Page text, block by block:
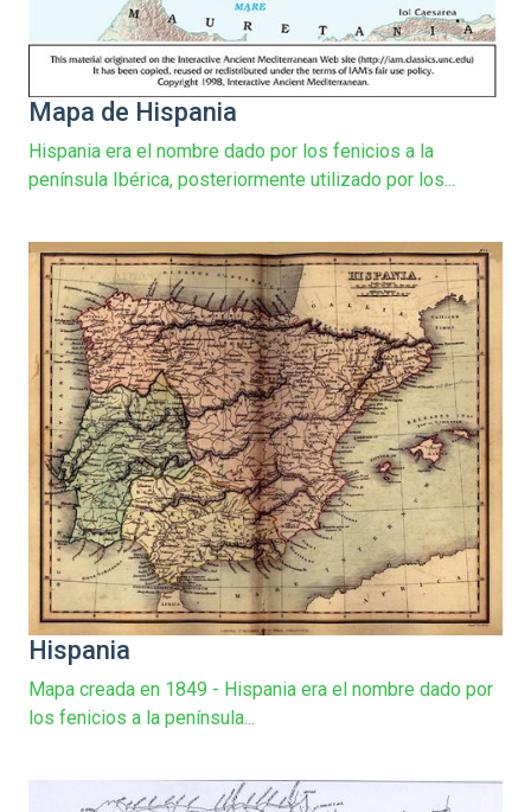
Mapa de Hispania
Hispania era el nombre dado por los fenicios a la
península Ibérica, posteriormente utilizado por los...
Hispania
Mapa creada en 1849 - Hispania era el nombre dado por
los fenicios a la península...